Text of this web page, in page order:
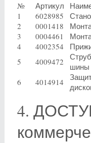
№ Артикул
1
6028985
2
0001418
3
0004461
4
4002354
5
4009472
шины
6
4014914
4.